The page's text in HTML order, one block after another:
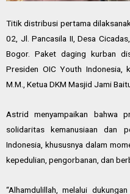
Titik distribusi pertama
02, Jl. Pancasila II, Desa
Bogor. Paket daging kurban
Presiden OIC Youth Indonesia,
M.M., Ketua DKM Masjid Jami
Astrid menyampaikan bahwa
solidaritas kemanusiaan dan
Indonesia, khususnya dalam
kepedulian, pengorbanan, dan
“Alhamdulillah, melalui